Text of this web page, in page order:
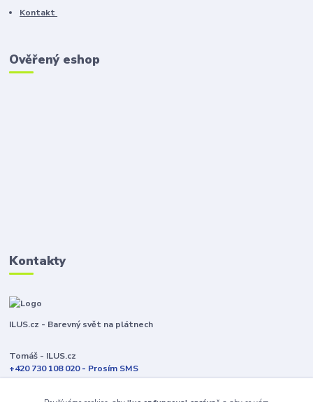
Kontakt
Ověřený eshop
Kontakty
ILUS.cz - Barevný svět na plátnech
Tomáš - ILUS.cz
+420 730 108 020 - Prosím SMS
Jsme většinu času ve výrobě